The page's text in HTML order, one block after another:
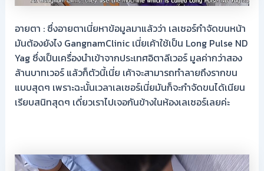
อายตา : ซึ่งอายตาเนี่ยหาข้อมูลมาแล้วว่า เลเซอร์กำจัดขนหน้า
มันต้องยังไง GangnamClinic เนี่ยเค้าใช้เป็น Long Pulse ND
Yag ซึ่งเป็นเครื่องนำเข้าจากประเทศอิตาลีเวอร์ มูลค่ากว่าสอง
ล้านบาทเวอร์ แล้วก็ตัวนี้เนี่ย เค้าจะสามารถทำลายถึงรากขน
แบบสุดๆ เพราะฉะนั้นเวลาเลเซอร์เนี่ยมันก็จะกำจัดขนได้เนียน
เรียบสนิทสุดๆ เดี๋ยวเราไปเจอกันข้างในห้องเลเซอร์เลยค่ะ